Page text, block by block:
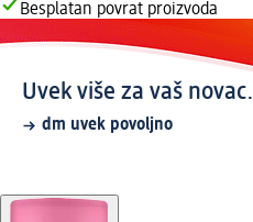
Besplatan povrat proizvoda
Uvek više za vaš novac.
dm uvek povoljno